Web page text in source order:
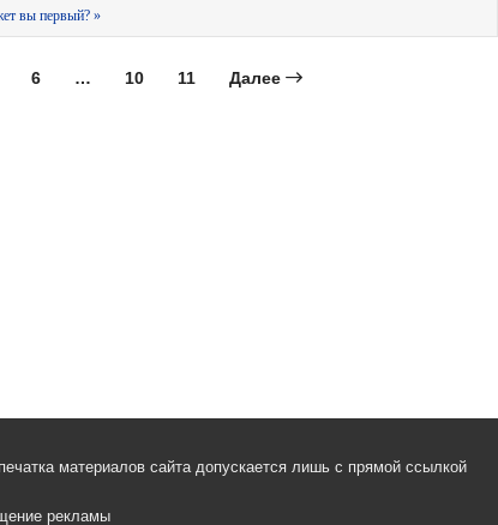
вы первый? »
6 … 10 11 Далее
материалов сайта допускается лишь с прямой ссылкой
рекламы